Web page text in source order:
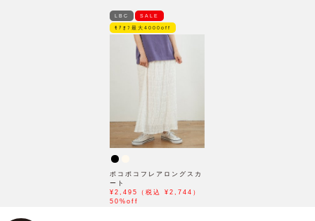
LBC SALE
ﾓｱｵﾌ最大4000off
ポコポコフレアロングスカ
ート
¥2,495（税込 ¥2,744）
50%off